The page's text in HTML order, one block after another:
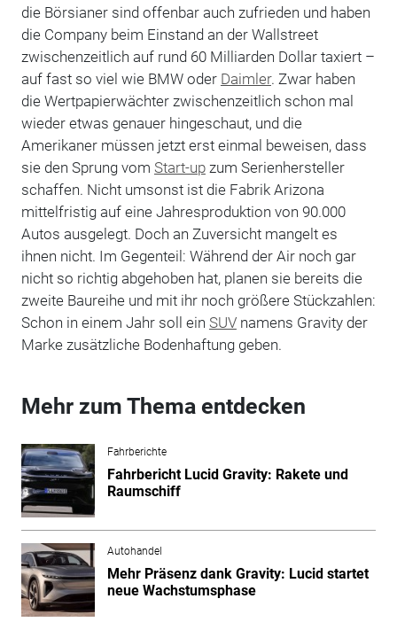
die Börsianer sind offenbar auch zufrieden und haben
die Company beim Einstand an der Wallstreet
zwischenzeitlich auf rund 60 Milliarden Dollar taxiert –
auf fast so viel wie BMW oder Daimler. Zwar haben
die Wertpapierwächter zwischenzeitlich schon mal
wieder etwas genauer hingeschaut, und die
Amerikaner müssen jetzt erst einmal beweisen, dass
sie den Sprung vom Start-upzum Serienhersteller
schaffen. Nicht umsonst ist die Fabrik Arizona
mittelfristig auf eine Jahresproduktion von 90.000
Autos ausgelegt. Doch an Zuversicht mangelt es
ihnen nicht. Im Gegenteil: Während der Air noch gar
nicht so richtig abgehoben hat, planen sie bereits die
zweite Baureihe und mit ihr noch größere Stückzahlen:
Schon in einem Jahr soll ein SUVnamens Gravity der
Marke zusätzliche Bodenhaftung geben.
Mehr zum Thema entdecken
Fahrberichte
Fahrbericht Lucid Gravity: Rakete und
Raumschiff
Autohandel
Mehr Präsenz dank Gravity: Lucid startet
neue Wachstumsphase